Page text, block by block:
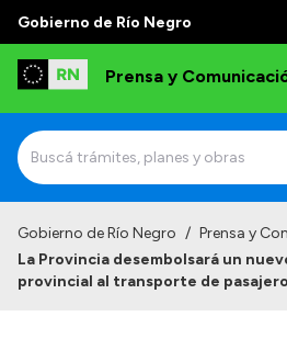
Gobierno de Río Negro
Prensa y
Institucional
Gobierno de Río Negro / Prensa y
La Provincia desembolsará un
provincial al transporte de